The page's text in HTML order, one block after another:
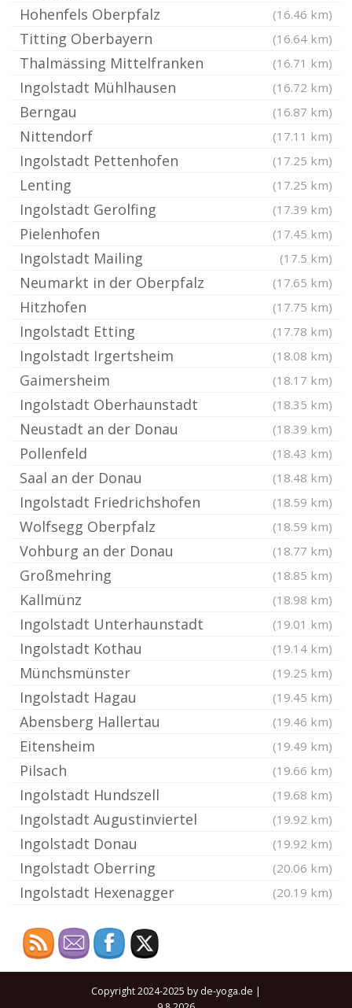
Hohenfels Oberpfalz (16.46 km)
Titting Oberbayern (16.64 km)
Thalmässing Mittelfranken (16.71 km)
Ingolstadt Mühlhausen (16.72 km)
Berngau (16.87 km)
Nittendorf (17.11 km)
Ingolstadt Pettenhofen (17.25 km)
Lenting (17.25 km)
Ingolstadt Gerolfing (17.39 km)
Pielenhofen (17.45 km)
Ingolstadt Mailing (17.5 km)
Neumarkt in der Oberpfalz (17.65 km)
Hitzhofen (17.75 km)
Ingolstadt Etting (17.78 km)
Ingolstadt Irgertsheim (18.08 km)
Gaimersheim (18.17 km)
Ingolstadt Oberhaunstadt (18.35 km)
Neustadt an der Donau (18.39 km)
Pollenfeld (18.43 km)
Saal an der Donau (18.48 km)
Ingolstadt Friedrichshofen (18.59 km)
Wolfsegg Oberpfalz (18.59 km)
Vohburg an der Donau (18.77 km)
Großmehring (18.85 km)
Kallmünz (18.98 km)
Ingolstadt Unterhaunstadt (19.01 km)
Ingolstadt Kothau (19.14 km)
Münchsmünster (19.25 km)
Ingolstadt Hagau (19.45 km)
Abensberg Hallertau (19.46 km)
Eitensheim (19.49 km)
Pilsach (19.66 km)
Ingolstadt Hundszell (19.68 km)
Ingolstadt Augustinviertel (19.92 km)
Ingolstadt Donau (19.92 km)
Ingolstadt Oberring (20.06 km)
Ingolstadt Hexenagger (20.19 km)
Copyright 2024-2025 by de-yoga.de |